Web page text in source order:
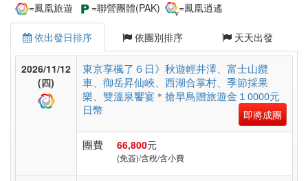
洲
美
度
=鳳凰旅遊 =聯營團體(PAK) =鳳凰逍遙
依出發日排序 依團別排序 天天出發
2026/11/12
(四)
東京享楓了６日》秋遊輕井澤、富士山纜
車、御岳昇仙峽、西湖合掌村、季節採果
樂、雙溫泉饗宴＊搶早鳥贈旅遊金１0000元
日幣
即將成團
團費 66,800元
(免簽)/含稅/含小費